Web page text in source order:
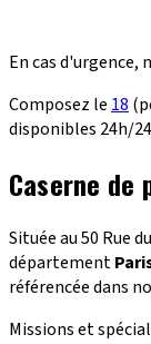
En cas d'urgence,
Composez le 18
disponibles 24h/
Caserne de
Située au 50 Rue
département
référencée dans
Missions et